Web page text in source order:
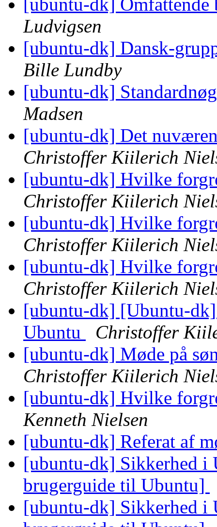
[ubuntu-dk]
Ludvigsen
[ubuntu-dk] Dansk-
Bille Lundby
[ubuntu-dk]
Madsen
[ubuntu-dk] Det
Christoffer Kiilerich
[ubuntu-dk] Hvilke
Christoffer Kiilerich
[ubuntu-dk] Hvilke
Christoffer Kiilerich
[ubuntu-dk] Hvilke
Christoffer Kiilerich
[ubuntu-dk] [Ubuntu-
Ubuntu
Christoffer
[ubuntu-dk] Møde på
Christoffer Kiilerich
[ubuntu-dk] Hvilke
Kenneth Nielsen
[ubuntu-dk] Referat af
[ubuntu-dk] Sikkerhed i
brugerguide til Ubuntu]
[ubuntu-dk] Sikkerhed i